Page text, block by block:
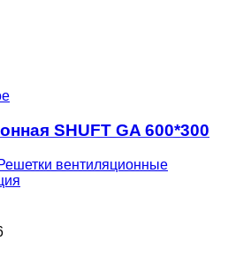
SHUFT GA 600*300
вентиляционные